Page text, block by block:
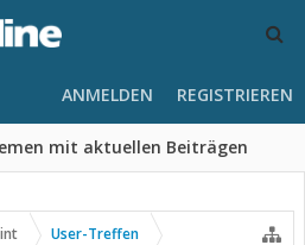
mit aktuellen Beiträgen
ANMELDEN REGISTRIEREN
User-Treffen